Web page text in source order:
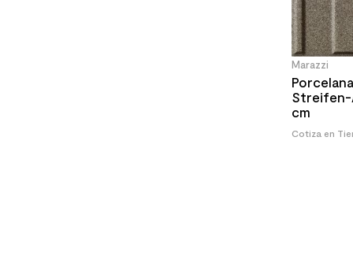
Marazzi
Streifen-
cm
Cotiza en